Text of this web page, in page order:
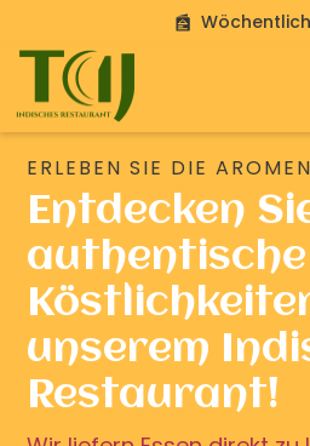
ERLEBEN SIE DIE
Entdecken
unserem
Restaurant!